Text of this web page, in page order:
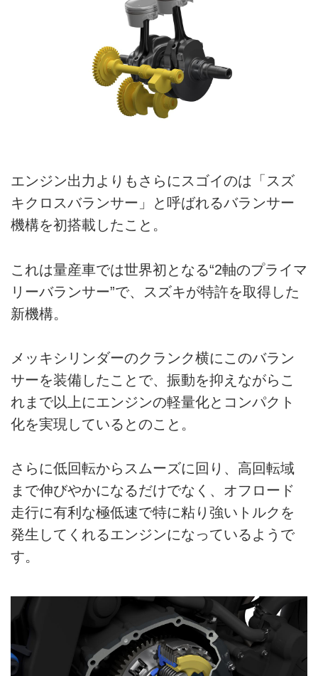
エンジン出力よりもさらにスゴイのは「スズ
キクロスバランサー」と呼ばれるバランサー
機構を初搭載したこと。
これは量産車では世界初となる“2軸のプライマ
リーバランサー”で、スズキが特許を取得した
新機構。
メッキシリンダーのクランク横にこのバラン
サーを装備したことで、振動を抑えながらこ
れまで以上にエンジンの軽量化とコンパクト
化を実現しているとのこと。
さらに低回転からスムーズに回り、高回転域
まで伸びやかになるだけでなく、オフロード
走行に有利な極低速で特に粘り強いトルクを
発生してくれるエンジンになっているようで
す。